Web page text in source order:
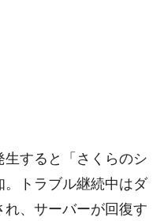
すると「さくらのシ
トラブル継続中はダ
、サーバーが回復す